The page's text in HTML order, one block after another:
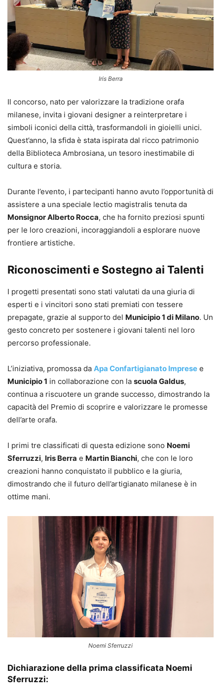
Iris Berra
Il concorso, nato per valorizzare la tradizione orafa
milanese, invita i giovani designer a reinterpretare i
simboli iconici della città, trasformandoli in gioielli unici.
Quest’anno, la sfida è stata ispirata dal ricco patrimonio
della Biblioteca Ambrosiana, un tesoro inestimabile di
cultura e storia.
Durante l’evento, i partecipanti hanno avuto l’opportunità di
assistere a una speciale lectio magistralis tenuta da
Monsignor Alberto Rocca, che ha fornito preziosi spunti
per le loro creazioni, incoraggiandoli a esplorare nuove
frontiere artistiche.
Riconoscimenti e Sostegno ai Talenti
I progetti presentati sono stati valutati da una giuria di
esperti e i vincitori sono stati premiati con tessere
prepagate, grazie al supporto del Municipio 1 di Milano. Un
gesto concreto per sostenere i giovani talenti nel loro
percorso professionale.
L’iniziativa, promossa da Apa Confartigianato Imprese e
Municipio 1 in collaborazione con la scuola Galdus,
continua a riscuotere un grande successo, dimostrando la
capacità del Premio di scoprire e valorizzare le promesse
dell’arte orafa.
I primi tre classificati di questa edizione sono Noemi
Sferruzzi, Iris Berra e Martin Bianchi, che con le loro
creazioni hanno conquistato il pubblico e la giuria,
dimostrando che il futuro dell’artigianato milanese è in
ottime mani.
Noemi Sferruzzi
Dichiarazione della prima classificata Noemi
Sferruzzi: